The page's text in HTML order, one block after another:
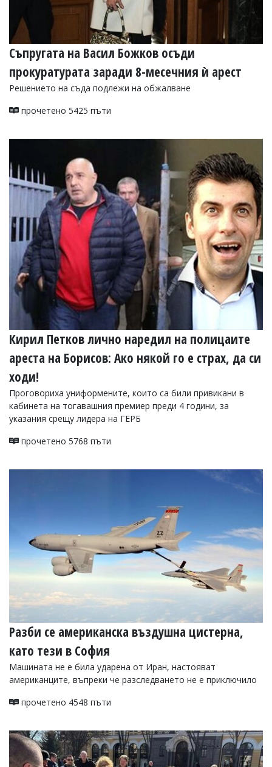
Съпругата на Васил Божков осъди
прокуратурата заради 8-месечния ѝ арест
Решението на съда подлежи на обжалване
прочетено 5425 пъти
Кирил Петков лично наредил на полицаите
ареста на Борисов: Ако някой го е страх, да си
ходи!
Проговориха униформените, които са били привикани в
кабинета на тогавашния премиер преди 4 години, за
указания срещу лидера на ГЕРБ
прочетено 5768 пъти
Разби се американска въздушна цистерна,
като тези в София
Машината не е била ударена от Иран, настояват
американците, въпреки че разследването не е приключило
прочетено 4548 пъти